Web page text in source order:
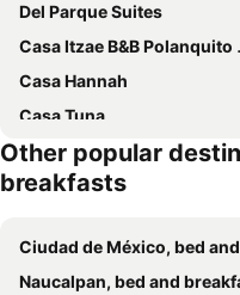
Del Parque Suites
Casa Itzae B&B Polanquito Dog Friendly
Casa Hannah
Casa Tuna
Other popular
breakfasts
Ciudad de México, bed and breakfasts
Naucalpan, bed and